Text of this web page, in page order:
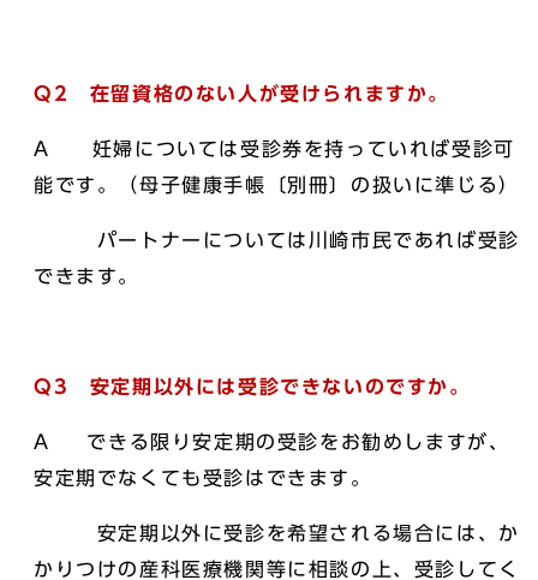
Q2 在留資格のない人が受けられますか。
A 妊婦については受診券を持っていれば受診可
能です。（母子健康手帳〔別冊〕の扱いに準じる）
パートナーについては川崎市民であれば受診
できます。
Q3 安定期以外には受診できないのですか。
A できる限り安定期の受診をお勧めしますが、
安定期でなくても受診はできます。
安定期以外に受診を希望される場合には、か
かりつけの産科医療機関等に相談の上、受診してく